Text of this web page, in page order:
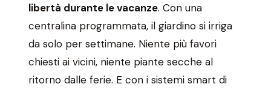
libertà durante le vacanze. Con una
centralina programmata, il giardino si irriga
da solo per settimane. Niente più favori
chiesti ai vicini, niente piante secche al
ritorno dalle ferie. E con i sistemi smart di